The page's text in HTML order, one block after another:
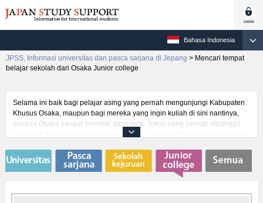
Bahasa Indonesia
JPSS, Informasi universitas dan pasca sarjana di Jepang > Mencari tempat
belajar sekolah dari Osaka Junior college
Selama ini baik bagi pelajar asing yang pernah mengunjungi Kabupaten
Khusus Osaka, maupun bagi mereka yang ingin kuliah di sini nantinya,
merasa Osaka sangat memiliki daya tarik. Tokyo yang pernah dipanggil
dengan Edo dulunya adalah kota samurai, sedang Osaka dulunya adalah
dan bagi pelajar asing hal ini boleh dibilang sebagai Jepang yang benar-
benar cool. Selain itu, Kabupaten Khusus Osaka merupakan wilayah
pusat kawasan ekonomi kedua Jepang. Bagi pelajar asing yang berpikir